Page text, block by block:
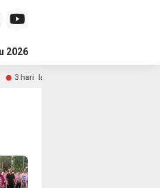
2026
Polri Pastikan Situasi Keamanan Pusat-